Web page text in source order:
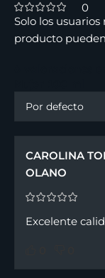
0
CAROLINA
OLANO
Excelente
Solo los
producto